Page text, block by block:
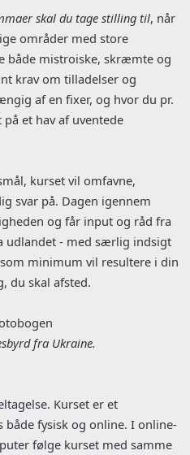
skal du tage stilling til, når
områder med store
både mistroiske, skræmte og
krav om tilladelser og
af en fixer, og hvor du pr.
et hav af uventede
kurset vil omfavne,
svar på. Dagen igennem
og får input og råd fra
udlandet - med særlig indsigt
minimum vil resultere i din
du skal afsted.
fra Ukraine.
Kurset er et
både fysisk og online. I online-
følge kurset med samme